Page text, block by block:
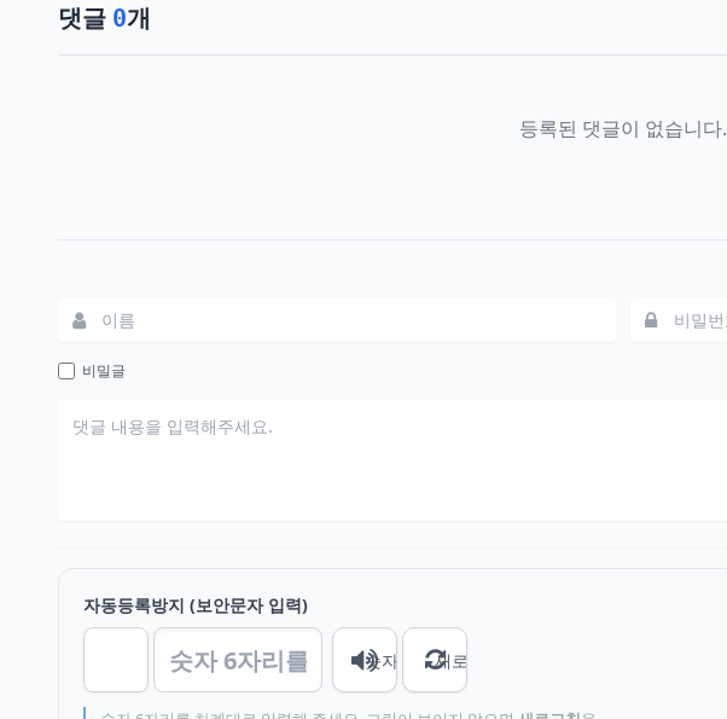
댓글 0개
등록된 댓글이 없습니다.
댓글쓰기
비밀글
자동등록방지 (보안문자 입력)
숫자음성듣기
새로고침